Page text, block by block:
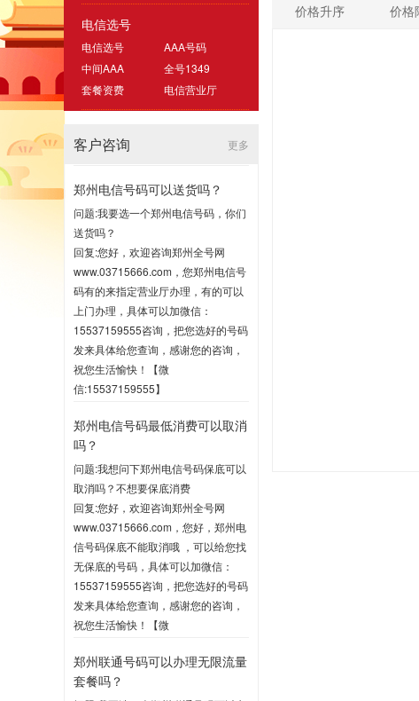
电信选号
电信选号
AAA号码
中间AAA
全号1349
套餐资费
电信营业厅
更多
客户咨询
郑州电信号码可以送货吗？
问题:我要选一个郑州电信号码，你们
送货吗？
回复:您好，欢迎咨询郑州全号网
www.03715666.com，您郑州电信号
码有的来指定营业厅办理，有的可以
上门办理，具体可以加微信：
15537159555咨询，把您选好的号码
发来具体给您查询，感谢您的咨询，
祝您生活愉快！【微
信:15537159555】
郑州电信号码最低消费可以取消
吗？
问题:我想问下郑州电信号码保底可以
取消吗？不想要保底消费
回复:您好，欢迎咨询郑州全号网
www.03715666.com，您好，郑州电
信号码保底不能取消哦 ，可以给您找
无保底的号码，具体可以加微信：
15537159555咨询，把您选好的号码
发来具体给您查询，感谢您的咨询，
祝您生活愉快！【微
2020-06-03 10:04
郑州联通号码可以办理无限流量
套餐吗？
价格升序 价格